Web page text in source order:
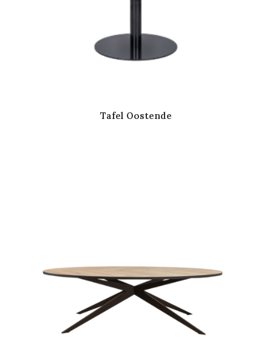
Tafel Oostende